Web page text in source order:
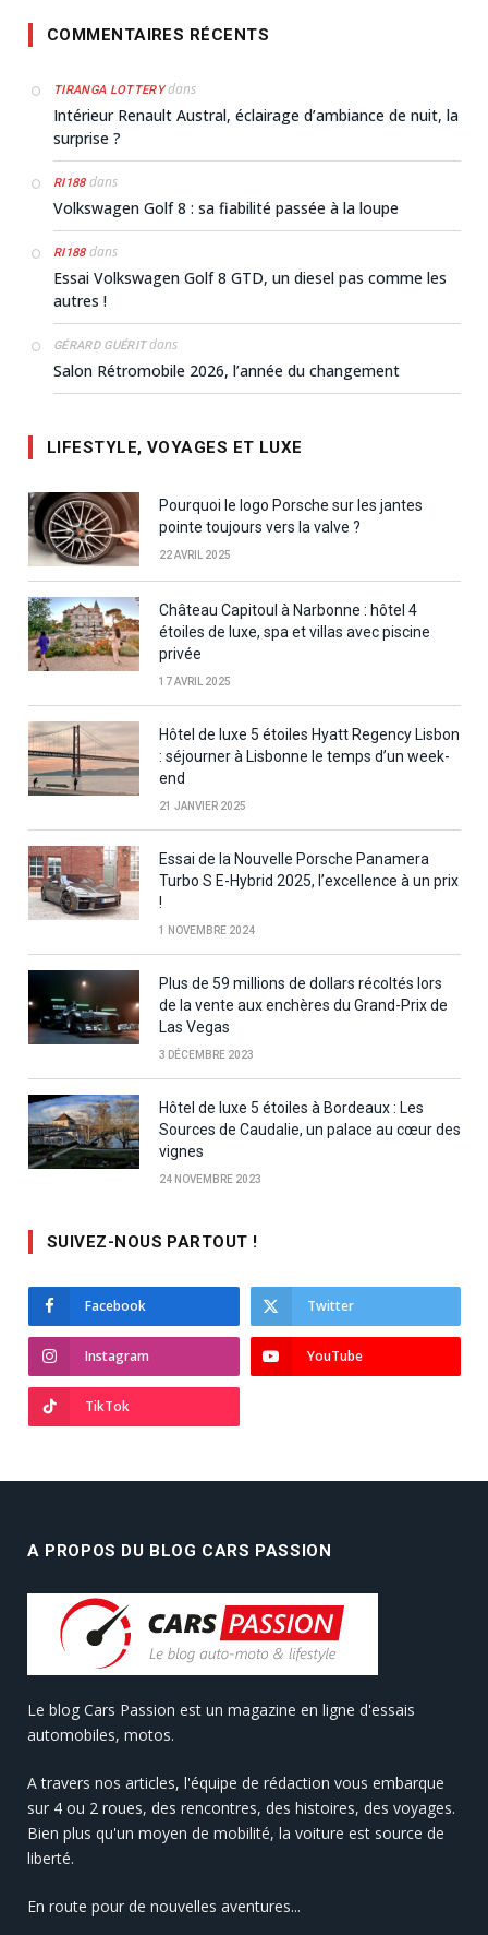
COMMENTAIRES RÉCENTS
TIRANGA LOTTERYdans
Intérieur Renault Austral, éclairage d’ambiance de nuit, la
surprise ?
RI188dans
Volkswagen Golf 8 : sa fiabilité passée à la loupe
RI188dans
Essai Volkswagen Golf 8 GTD, un diesel pas comme les
autres !
GÉRARD GUÉRITdans
Salon Rétromobile 2026, l’année du changement
LIFESTYLE, VOYAGES ET LUXE
Pourquoi le logo Porsche sur les jantes
pointe toujours vers la valve ?
22 AVRIL 2025
Château Capitoul à Narbonne : hôtel 4
étoiles de luxe, spa et villas avec piscine
privée
17 AVRIL 2025
Hôtel de luxe 5 étoiles Hyatt Regency Lisbon
: séjourner à Lisbonne le temps d’un week-
end
21 JANVIER 2025
Essai de la Nouvelle Porsche Panamera
Turbo S E-Hybrid 2025, l’excellence à un prix
!
1 NOVEMBRE 2024
Plus de 59 millions de dollars récoltés lors
de la vente aux enchères du Grand-Prix de
Las Vegas
3 DÉCEMBRE 2023
Hôtel de luxe 5 étoiles à Bordeaux : Les
Sources de Caudalie, un palace au cœur des
vignes
24 NOVEMBRE 2023
SUIVEZ-NOUS PARTOUT !
Facebook Twitter
Instagram YouTube
TikTok
A PROPOS DU BLOG CARS PASSION
Le blog Cars Passion est un magazine en ligne d'essais
automobiles, motos.
A travers nos articles, l'équipe de rédaction vous embarque
sur 4 ou 2 roues, des rencontres, des histoires, des voyages.
Bien plus qu'un moyen de mobilité, la voiture est source de
liberté.
En route pour de nouvelles aventures...